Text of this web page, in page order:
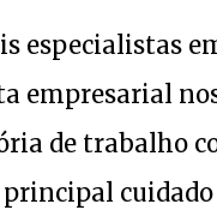
especialistas
empresarial
de trabalho
principal